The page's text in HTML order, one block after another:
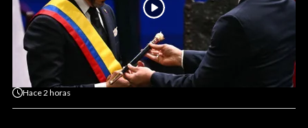
Hace2 horas